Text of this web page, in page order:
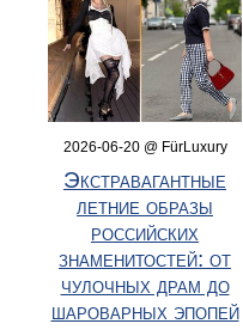
2026-06-20 @ FürLuxury
Экстравагантные
летние образы
российских
знаменитостей: от
чулочных драм до
шароварных эпопей